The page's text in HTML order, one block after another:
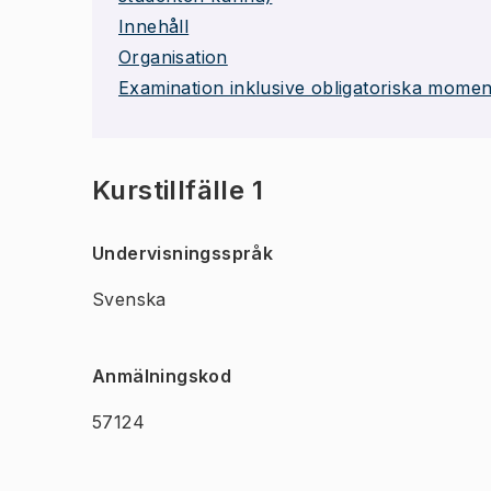
Innehåll
Organisation
Examination inklusive obligatoriska
Kurstillfälle 1
Undervisningsspråk
Svenska
Anmälningskod
57124